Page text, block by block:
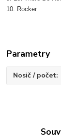
10. Rocker
Parametry
Nosič / počet